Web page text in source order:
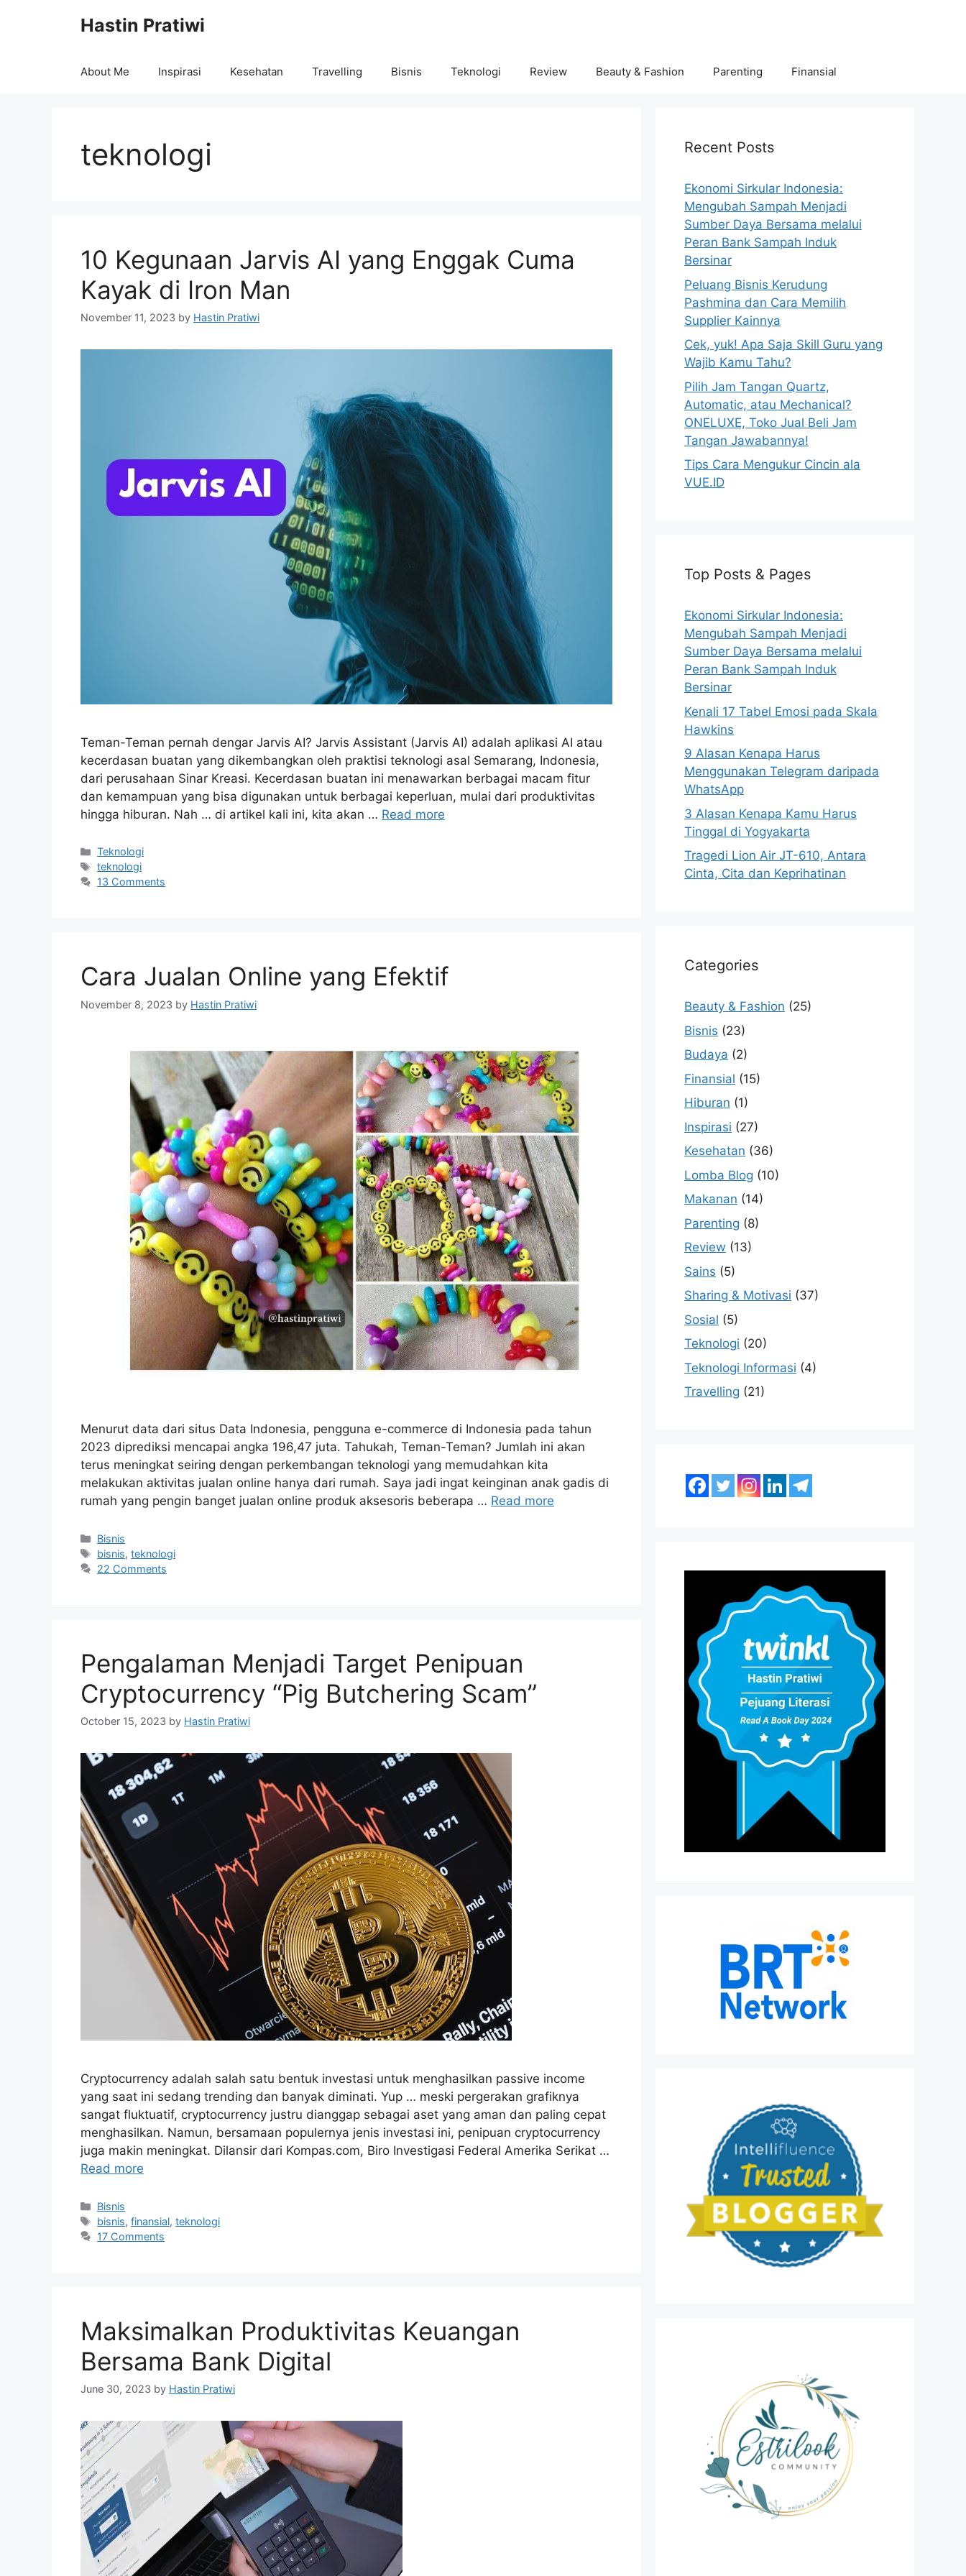
Hastin Pratiwi
About Me Inspirasi Kesehatan Travelling Bisnis Teknologi Review Beauty & Fashion Parenting Finansial
teknologi
10 Kegunaan Jarvis AI yang Enggak Cuma
Kayak di Iron Man
November 11, 2023 by Hastin Pratiwi
Teman-Teman pernah dengar Jarvis AI? Jarvis Assistant (Jarvis AI) adalah aplikasi AI atau
kecerdasan buatan yang dikembangkan oleh praktisi teknologi asal Semarang, Indonesia,
dari perusahaan Sinar Kreasi. Kecerdasan buatan ini menawarkan berbagai macam fitur
dan kemampuan yang bisa digunakan untuk berbagai keperluan, mulai dari produktivitas
hingga hiburan. Nah … di artikel kali ini, kita akan … Read more
Categories
Teknologi
Tags
teknologi
13 Comments
Cara Jualan Online yang Efektif
November 8, 2023 by Hastin Pratiwi
Menurut data dari situs Data Indonesia, pengguna e-commerce di Indonesia pada tahun
2023 diprediksi mencapai angka 196,47 juta. Tahukah, Teman-Teman? Jumlah ini akan
terus meningkat seiring dengan perkembangan teknologi yang memudahkan kita
melakukan aktivitas jualan online hanya dari rumah. Saya jadi ingat keinginan anak gadis di
rumah yang pengin banget jualan online produk aksesoris beberapa … Read more
Categories
Bisnis
Tags
bisnis,teknologi
22 Comments
Pengalaman Menjadi Target Penipuan
Cryptocurrency “Pig Butchering Scam”
October 15, 2023 by Hastin Pratiwi
Cryptocurrency adalah salah satu bentuk investasi untuk menghasilkan passive income
yang saat ini sedang trending dan banyak diminati. Yup … meski pergerakan grafiknya
sangat fluktuatif, cryptocurrency justru dianggap sebagai aset yang aman dan paling cepat
menghasilkan. Namun, bersamaan populernya jenis investasi ini, penipuan cryptocurrency
juga makin meningkat. Dilansir dari Kompas.com, Biro Investigasi Federal Amerika Serikat …
Read more
Categories
Bisnis
Tags
bisnis,finansial,teknologi
17 Comments
Maksimalkan Produktivitas Keuangan
Bersama Bank Digital
June 30, 2023 by Hastin Pratiwi
Recent Posts
Ekonomi Sirkular Indonesia:
Mengubah Sampah Menjadi
Sumber Daya Bersama melalui
Peran Bank Sampah Induk
Bersinar
Peluang Bisnis Kerudung
Pashmina dan Cara Memilih
Supplier Kainnya
Cek, yuk! Apa Saja Skill Guru yang
Wajib Kamu Tahu?
Pilih Jam Tangan Quartz,
Automatic, atau Mechanical?
ONELUXE, Toko Jual Beli Jam
Tangan Jawabannya!
Tips Cara Mengukur Cincin ala
VUE.ID
Top Posts & Pages
Ekonomi Sirkular Indonesia:
Mengubah Sampah Menjadi
Sumber Daya Bersama melalui
Peran Bank Sampah Induk
Bersinar
Kenali 17 Tabel Emosi pada Skala
Hawkins
9 Alasan Kenapa Harus
Menggunakan Telegram daripada
WhatsApp
3 Alasan Kenapa Kamu Harus
Tinggal di Yogyakarta
Tragedi Lion Air JT-610, Antara
Cinta, Cita dan Keprihatinan
Categories
Beauty & Fashion (25)
Bisnis (23)
Budaya (2)
Finansial (15)
Hiburan (1)
Inspirasi (27)
Kesehatan (36)
Lomba Blog (10)
Makanan (14)
Parenting (8)
Review (13)
Sains (5)
Sharing & Motivasi (37)
Sosial (5)
Teknologi (20)
Teknologi Informasi (4)
Travelling (21)